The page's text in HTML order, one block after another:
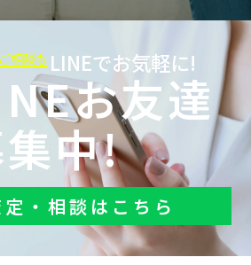
相談も LINEでお気軽に!
お友達
中!
・相談はこちら